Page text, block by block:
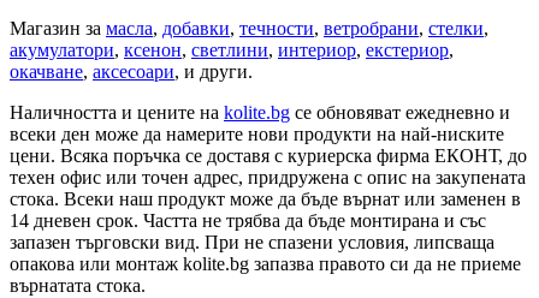
Магазин за масла, добавки, течности, ветробрани, стелки,
акумулатори, ксенон, светлини, интериор, екстериор,
окачване, аксесоари, и други.
Наличността и цените на kolite.bg се обновяват ежедневно и
всеки ден може да намерите нови продукти на най-ниските
цени. Всяка поръчка се доставя с куриерска фирма ЕКОНТ, до
техен офис или точен адрес, придружена с опис на закупената
стока. Всеки наш продукт може да бъде върнат или заменен в
14 дневен срок. Частта не трябва да бъде монтирана и със
запазен търговски вид. При не спазени условия, липсваща
опакова или монтаж kolite.bg запазва правото си да не приеме
върнатата стока.